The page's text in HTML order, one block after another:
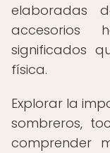
elaboradas
accesorios
significados
física.
Explorar la
sombreros,
comprender